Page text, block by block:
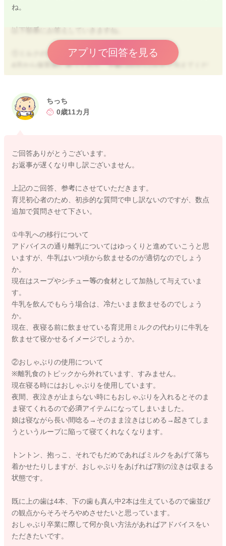
ね。
以下順番にお答えしていきますね。
①ミルクの量は適切か
4月から保育園に通っており、夕飯(3回目)は自宅で与えてくだ
さいと言われているため、朝起きてからの食事は無くミルクを
また、夜もミルクの量が少ないと夜中に起きることが多く、200
多い時は240程あげる時があります。
⇒現在の授乳量は月齢の目安量の範囲内ですので、多すぎるこ
とはありません。
で、今は「食事＋ミルク」で栄養をとれていれば大丈夫です
よ。
また、寝る前のミルクでしっかり眠れているなら、無理に減ら
②離乳の方法について
これから1歳になると徐々に離乳完了期に入り、ミルクではなく
食事から栄養をとる必要があると思いますが、今飲んでいるミ
ルクを徐々に減らしていく適切な方法、何かいいアイディアは
ありますか。
⇒1歳になったからといって急にミルクをやめる必要はありませ
んよ。
ていくことも多いです。
例えば、
・食後ミルクを少しずつ減らす
・飲まない日は無理に飲ませない
・朝を軽食＋ミルクにしていく
など、ゆっくり進めていけば十分です。
③フォローアップミルクの利用について
現在はフォローアップミルクを利用していませんが、離乳にあ
夜寝る前にミルクを与えている習慣がついているため、その習
慣を崩さないためにもフォローアップミルクが適切なのかも知
りたいです。
白湯や麦茶などを飲んでも寝てくれないため…
アプリで回答を見る
ちっち
0歳11カ月
ご回答ありがとうございます。
お返事が遅くなり申し訳ございません。
上記のご回答、参考にさせていただきます。
育児初心者のため、初歩的な質問で申し訳ないのですが、数点
追加で質問させて下さい。
①牛乳への移行について
アドバイスの通り離乳についてはゆっくりと進めていこうと思
いますが、牛乳はいつ頃から飲ませるのが適切なのでしょう
か。
現在はスープやシチュー等の食材として加熱して与えていま
す。
牛乳を飲んでもらう場合は、冷たいまま飲ませるのでしょう
か。
現在、夜寝る前に飲ませている育児用ミルクの代わりに牛乳を
飲ませて寝かせるイメージでしょうか。
②おしゃぶりの使用について
※離乳食のトピックから外れています、すみません。
現在寝る時にはおしゃぶりを使用しています。
夜間、夜泣きが止まらない時にもおしゃぶりを入れるとそのま
ま寝てくれるので必須アイテムになってしまいました。
娘は寝ながら長い間唸る→そのまま泣きはじめる→起きてしま
うというループに陥って寝てくれなくなります。
トントン、抱っこ、それでもだめであればミルクをあげて落ち
着かせたりしますが、おしゃぶりをあげれば7割の泣きは収まる
状態です。
既に上の歯は4本、下の歯も真ん中2本は生えているので歯並び
の観点からそろそろやめさせたいと思っています。
おしゃぶり卒業に際して何か良い方法があればアドバイスをい
ただきたいです。